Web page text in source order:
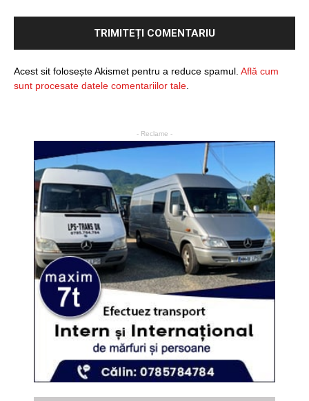
Acest sit folosește Akismet pentru a reduce spamul. Află cum
sunt procesate datele comentariilor tale
- Reclame -